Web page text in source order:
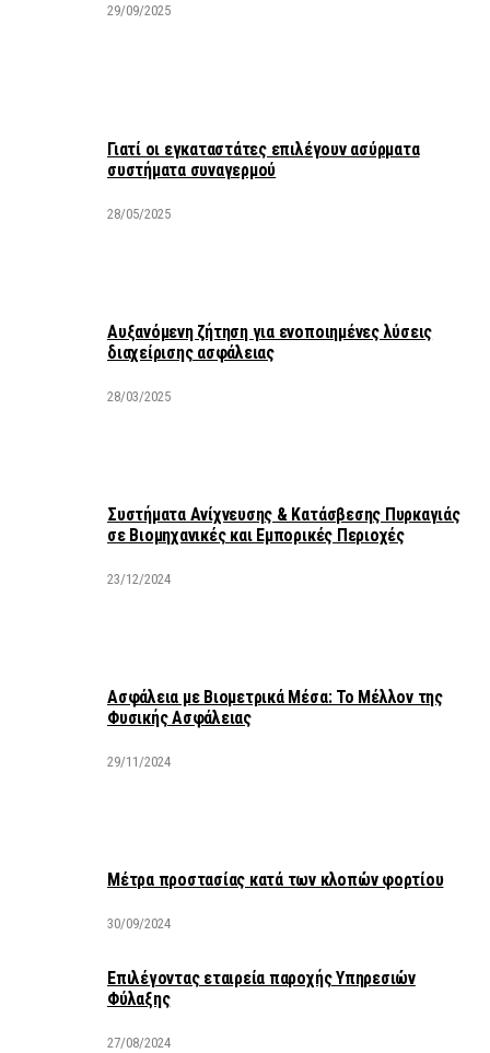
29/09/2025
Γιατί οι εγκαταστάτες επιλέγουν ασύρματα
συστήματα συναγερμού
28/05/2025
Αυξανόμενη ζήτηση για ενοποιημένες λύσεις
διαχείρισης ασφάλειας
28/03/2025
Συστήματα Ανίχνευσης & Κατάσβεσης Πυρκαγιάς
σε Βιομηχανικές και Εμπορικές Περιοχές
23/12/2024
Ασφάλεια με Βιομετρικά Μέσα: Το Μέλλον της
Φυσικής Ασφάλειας
29/11/2024
Μέτρα προστασίας κατά των κλοπών φορτίου
30/09/2024
Επιλέγοντας εταιρεία παροχής Υπηρεσιών
Φύλαξης
27/08/2024